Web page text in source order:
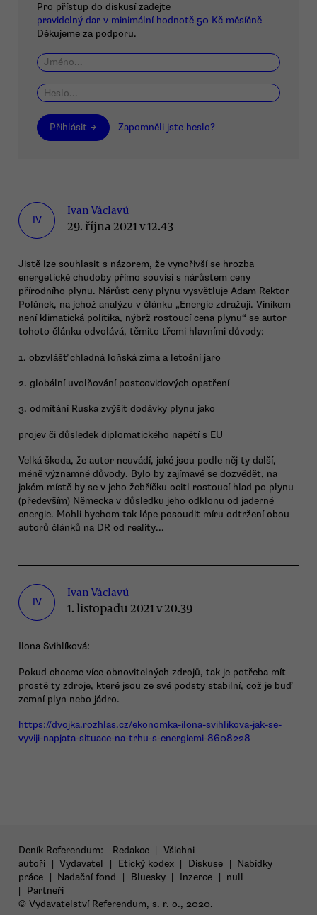
Pro přístup do diskusí zadejte
pravidelný dar v minimální hodnotě 50 Kč měsíčně
Děkujeme za podporu.
Přihlásit → Zapomněli jste heslo?
IV
Ivan Václavů
29. října 2021 v 12.43
Jistě lze souhlasit s názorem, že vynořivší se hrozba
energetické chudoby přímo souvisí s nárůstem ceny
přírodního plynu. Nárůst ceny plynu vysvětluje Adam Rektor
Polánek, na jehož analýzu v článku „Energie zdražují. Viníkem
není klimatická politika, nýbrž rostoucí cena plynu“ se autor
tohoto článku odvolává, těmito třemi hlavními důvody:
1. obzvlášť chladná loňská zima a letošní jaro
2. globální uvolňování postcovidových opatření
3. odmítání Ruska zvýšit dodávky plynu jako
projev či důsledek diplomatického napětí s EU
Velká škoda, že autor neuvádí, jaké jsou podle něj ty další,
méně významné důvody. Bylo by zajímavé se dozvědět, na
jakém místě by se v jeho žebříčku ocitl rostoucí hlad po plynu
(především) Německa v důsledku jeho odklonu od jaderné
energie. Mohli bychom tak lépe posoudit míru odtržení obou
autorů článků na DR od reality...
IV
Ivan Václavů
1. listopadu 2021 v 20.39
Ilona Švihlíková:
Pokud chceme více obnovitelných zdrojů, tak je potřeba mít
prostě ty zdroje, které jsou ze své podsty stabilní, což je buď
zemní plyn nebo jádro.
https://dvojka.rozhlas.cz/ekonomka-ilona-svihlikova-jak-se-
vyviji-napjata-situace-na-trhu-s-energiemi-8608228
Deník Referendum: Redakce | Všichni
autoři | Vydavatel | Etický kodex | Diskuse | Nabídky
práce | Nadační fond | Bluesky | Inzerce | null
|
Partneři
© Vydavatelství Referendum, s. r. o., 2020.